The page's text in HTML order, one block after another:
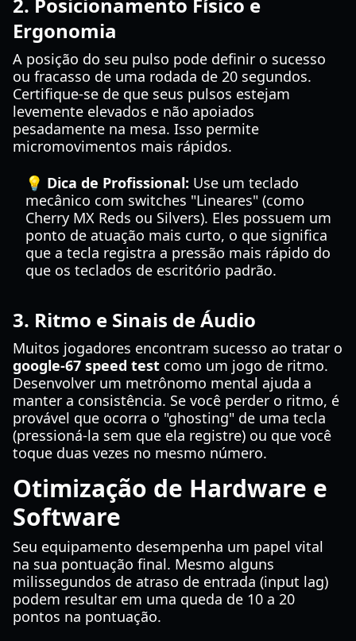
Ergonomia
A posição do seu pulso pode definir o sucesso
ou fracasso de uma rodada de 20 segundos.
Certifique-se de que seus pulsos estejam
levemente elevados e não apoiados
pesadamente na mesa. Isso permite
micromovimentos mais rápidos.
💡 Dica de Profissional: Use um teclado
mecânico com switches "Lineares" (como
Cherry MX Reds ou Silvers). Eles possuem um
ponto de atuação mais curto, o que significa
que a tecla registra a pressão mais rápido do
que os teclados de escritório padrão.
3. Ritmo e Sinais de Áudio
Muitos jogadores encontram sucesso ao tratar o
google-67 speed test como um jogo de ritmo.
Desenvolver um metrônomo mental ajuda a
manter a consistência. Se você perder o ritmo, é
provável que ocorra o "ghosting" de uma tecla
(pressioná-la sem que ela registre) ou que você
toque duas vezes no mesmo número.
Otimização de Hardware e
Software
Seu equipamento desempenha um papel vital
na sua pontuação final. Mesmo alguns
milissegundos de atraso de entrada (input lag)
podem resultar em uma queda de 10 a 20
pontos na pontuação.